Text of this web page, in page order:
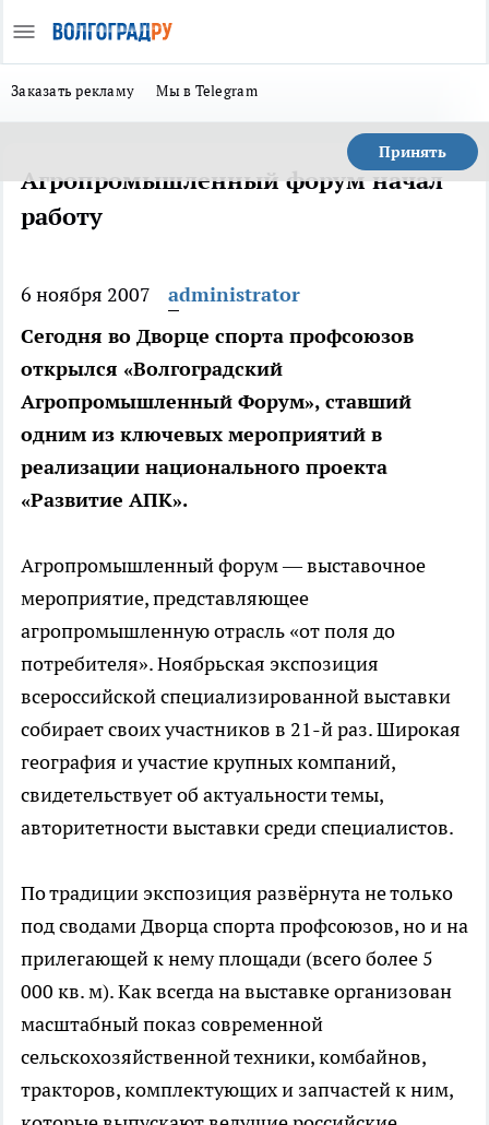
Заказать рекламу Мы в Telegram
Принять
Агропромышленный форум начал
работу
6 ноября 2007
administrator
Сегодня во Дворце спорта профсоюзов
открылся «Волгоградский
Агропромышленный Форум», ставший
одним из ключевых мероприятий в
реализации национального проекта
«Развитие АПК».
Агропромышленный форум — выставочное
мероприятие, представляющее
агропромышленную отрасль «от поля до
потребителя». Ноябрьская экспозиция
всероссийской специализированной выставки
собирает своих участников в 21-й раз. Широкая
география и участие крупных компаний,
свидетельствует об актуальности темы,
авторитетности выставки среди специалистов.
По традиции экспозиция развёрнута не только
под сводами Дворца спорта профсоюзов, но и на
прилегающей к нему площади (всего более 5
000 кв. м). Как всегда на выставке организован
масштабный показ современной
сельскохозяйственной техники, комбайнов,
тракторов, комплектующих и запчастей к ним,